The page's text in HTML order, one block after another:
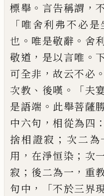
標舉 。 言告稱謂 ，
「唯舍利弗不必是
也 。 唯是敬辭 。 舍
敬道 ， 是以言唯 。
可全非 ，故云不必 。
次教 、 後嘆 。「夫
是語端 。 此舉菩薩
中六句 ，相從為四 ：
捨相證寂 ； 次二為
用 ， 在淨恒染 ； 次
寂 ； 後二為一 ， 重
句中 ，「不於三界